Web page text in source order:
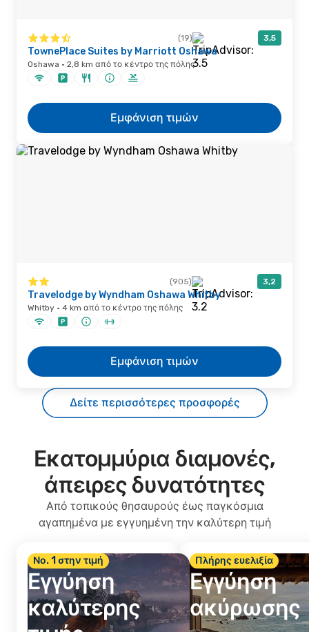
(19) 3,5
TownePlace Suites by Marriott Oshawa
Oshawa · 2,8 km από το κέντρο της πόλης
Εμφάνιση τιμών
(905) 3,2
Travelodge by Wyndham Oshawa Whitby
Whitby · 4 km από το κέντρο της πόλης
Εμφάνιση τιμών
Δείτε περισσότερες προσφορές
Εκατομμύρια διαμονές,
άπειρες δυνατότητες
Από τοπικούς θησαυρούς έως παγκόσμια
αγαπημένα με εγγυημένη την καλύτερη τιμή
Νο. 1 στην τιμή
Εγγύηση
καλύτερης
Πλήρης ευελιξία
Εγγύηση
ακύρωσης